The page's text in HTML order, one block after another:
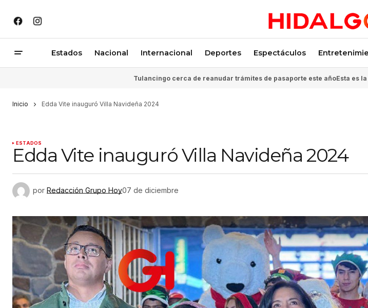
Estados Nacional Internacional Deportes Espectáculos
Tulancingo cerca de reanudar trámites de pasaporte este añoEsta es
Inicio Edda Vite inauguró Villa Navideña 2024
ESTADOS
Edda Vite inauguró Villa Navideña 2024
por Redacción Grupo Hoy07 de diciembre